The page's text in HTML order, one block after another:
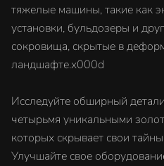
тяжелые машины, такие как
установки, бульдозеры и
сокровища, скрытые в
ландшафте.x000d
Исследуйте обширный
четырьмя уникальными
которых скрывает свои
Улучшайте свое